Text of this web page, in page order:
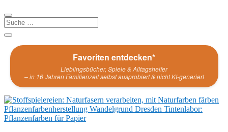
Favoriten entdecken*
Lieblingsbücher, Spiele & Alltagshelfer
– in 16 Jahren Familienzeit selbst ausprobiert & nicht KI-generiert